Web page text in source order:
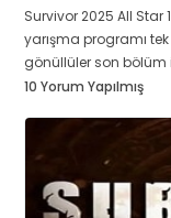
Survivor 2025 All Star
yarışma programı
gönüllüler son
10 Yorum Yapılmış